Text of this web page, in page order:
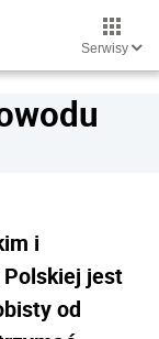
Serwisy
i
Polskiej jest
od